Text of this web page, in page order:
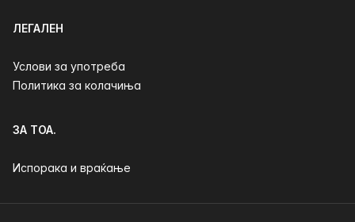
ЛЕГАЛЕН
Услови за употреба
Политика за колачиња
ЗА ТОА.
Испорака и враќање